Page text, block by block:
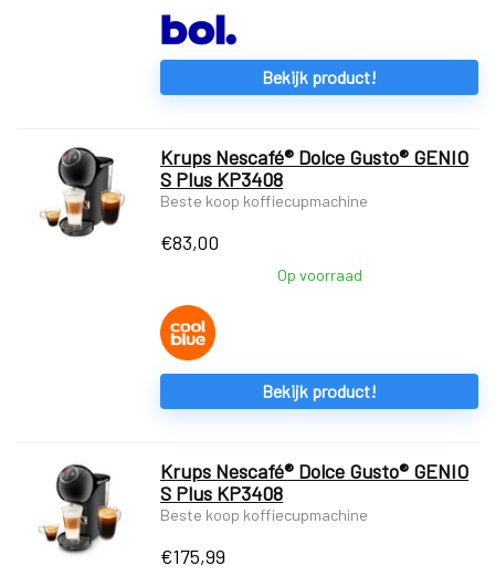
Bekijk product!
Krups Nescafé® Dolce Gusto® GENIO
S Plus KP3408
Beste koop koffiecupmachine
€83,00
Op voorraad
Bekijk product!
Krups Nescafé® Dolce Gusto® GENIO
S Plus KP3408
Beste koop koffiecupmachine
€175,99